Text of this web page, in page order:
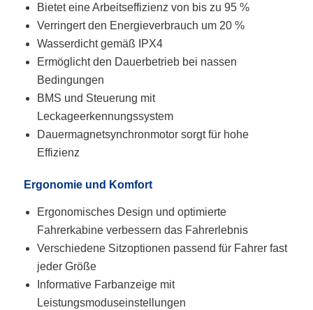
Bietet eine Arbeitseffizienz von bis zu 95 %
Verringert den Energieverbrauch um 20 %
Wasserdicht gemäß IPX4
Ermöglicht den Dauerbetrieb bei nassen
Bedingungen
BMS und Steuerung mit
Leckageerkennungssystem
Dauermagnetsynchronmotor sorgt für hohe
Effizienz
Ergonomie und Komfort
Ergonomisches Design und optimierte
Fahrerkabine verbessern das Fahrerlebnis
Verschiedene Sitzoptionen passend für Fahrer fast
jeder Größe
Informative Farbanzeige mit
Leistungsmoduseinstellungen